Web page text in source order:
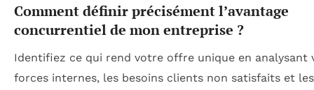
Comment définir précisément l’avantage
concurrentiel de mon entreprise ?
Identifiez ce qui rend votre offre unique en analysant
forces internes, les besoins clients non satisfaits et les